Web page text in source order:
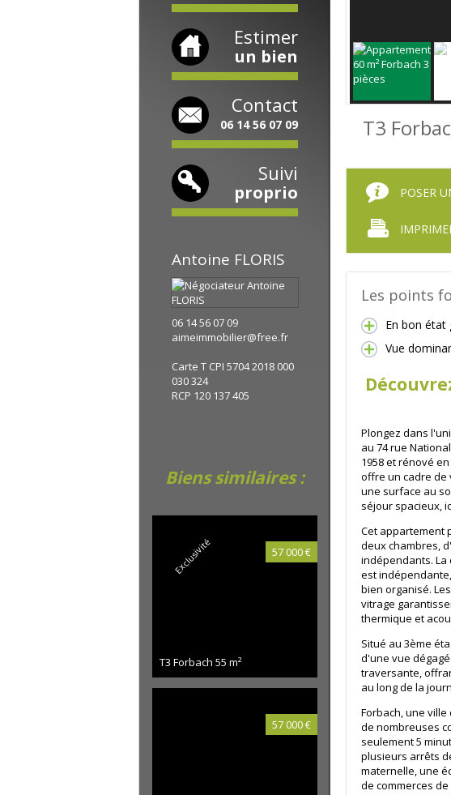
Estimer
un bien
Contact
06 14 56 07 09
Suivi
proprio
Antoine FLORIS
06 14 56 07 09
aimeimmobilier@free.fr
Carte T CPI 5704 2018 000
030 324
RCP 120 137 405
Biens similaires :
Exclusivité 57 000 €
T3 Forbach 55 m²
57 000 €
T3
POSER
Les points
En bon état
Vue
Plongez dans
au 74 rue
1958 et rénové
offre un cadre de
une surface au
séjour spacieux,
Cet appartement
deux chambres,
indépendants. La
est
bien organisé.
vitrage
thermique et
Situé au 3ème
d'une vue
traversante,
au long de la
Forbach, une
de nombreuses
seulement 5
plusieurs arrêts
maternelle, une
de commerces